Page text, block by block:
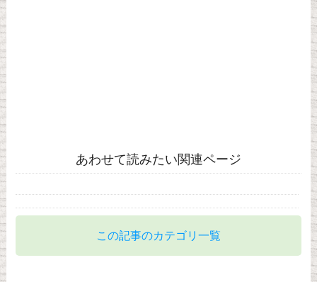
あわせて読みたい関連ページ
この記事のカテゴリ一覧